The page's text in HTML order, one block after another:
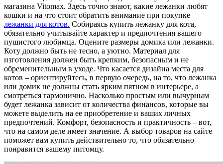
магазина Vitomax. Здесь точно знают, какие лежанки любят
кошки и на что стоит обратить внимание при покупке
лежанки для котов. Собираясь купить лежанку для кота,
обязательно учитывайте характер и предпочтения вашего
пушистого любимца. Оцените размеры домика или лежанки.
Коту должно быть не тесно, а уютно. Материал для
изготовления должен быть крепким, безопасным и не
обременительным в уходе. Что касается дизайна места для
котов – ориентируйтесь, в первую очередь, на то, что лежанка
или домик не должны стать ярким пятном в интерьере, а
смотреться гармонично. Насколько простым или вычурным
будет лежанка зависит от количества финансов, которые вы
можете выделить на ее приобретение и ваших личных
предпочтений. Комфорт, безопасность и практичность – вот,
что на самом деле имеет значение. А выбор товаров на сайте
поможет вам купить действительно то, что обязательно
понравится вашему питомцу.